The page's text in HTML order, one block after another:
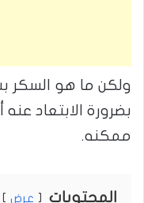
ولكن ما هو السكر
بضرورة الابتعاد
ممكنه.
المحتويات عرض